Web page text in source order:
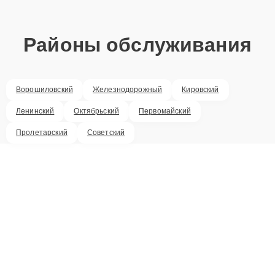
Районы обслуживания
Ворошиловский Железнодорожный Кировский
Ленинский Октябрьский Первомайский
Пролетарский Советский